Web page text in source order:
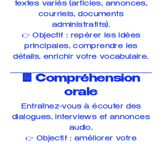
textes variés (articles, annonces,
courriels, documents
administratifs).
👉 Objectif : repérer les idées
principales, comprendre les
détails, enrichir votre vocabulaire.
🟦 Compréhension
orale
Entraînez-vous à écouter des
dialogues, interviews et annonces
audio.
👉 Objectif : améliorer votre